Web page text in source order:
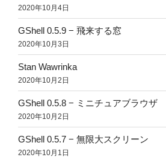
2020年10月4日
GShell 0.5.9 − 飛来する窓
2020年10月3日
Stan Wawrinka
2020年10月2日
GShell 0.5.8 − ミニチュアブラウザ
2020年10月2日
GShell 0.5.7 − 無限大スクリーン
2020年10月1日